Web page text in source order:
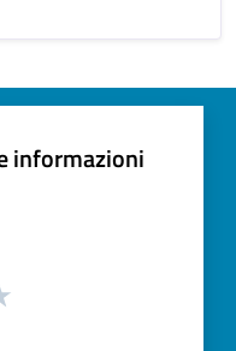
informazioni